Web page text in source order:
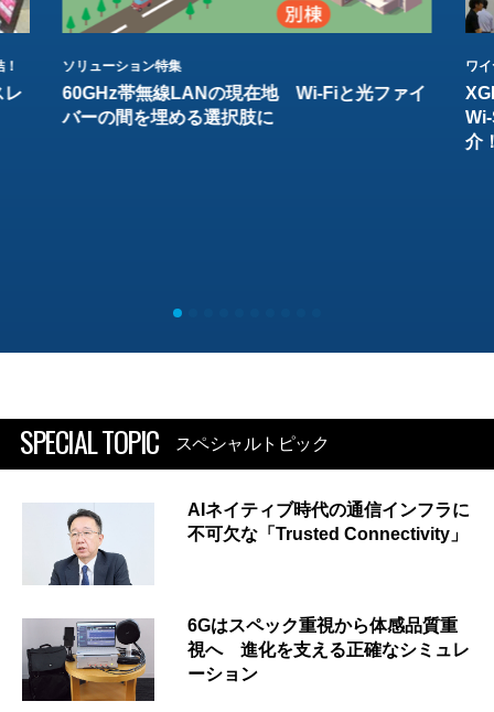
レ
ソリューション特集
60GHz帯無線LANの現在地 Wi-Fiと光ファイ
バーの間を埋める選択肢に
ワ
介
SPECIAL TOPIC スペシャルトピック
AIネイティブ時代の通信インフラに
不可欠な「Trusted Connectivity」
6Gはスペック重視から体感品質重
視へ 進化を支える正確なシミュレ
ーション